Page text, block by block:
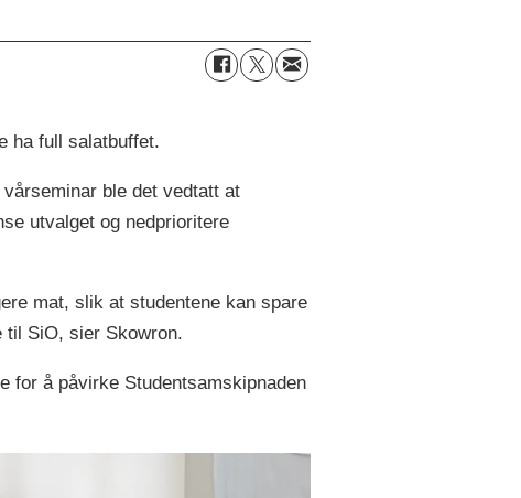
ha full salatbuffet.
ble det vedtatt at
utvalget og nedprioritere
mat, slik at studentene kan spare
til SiO, sier Skowron.
for å påvirke Studentsamskipnaden